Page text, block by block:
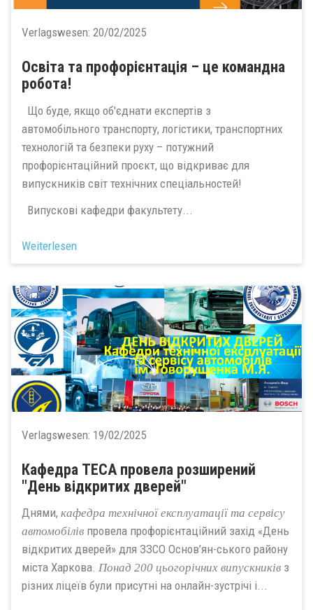
Verlagswesen: 20/02/2025
Освіта та профорієнтація – це командна
робота!
Що буде, якщо об'єднати експертів з
автомобільного транспорту, логістики, транспортних
технологій та безпеки руху – потужний
профорієнтаційний проєкт, що відкриває для
випускників світ технічних спеціальностей!
Випускові кафедри факультету...
Weiterlesen
Verlagswesen: 19/02/2025
Кафедра ТЕСА провела розширений
"День відкритих дверей"
Днями, кафедра технічної експлуатації та сервісу
автомобілів провела профорієнтаційний захід «День
відкритих дверей» для ЗЗСО Основ’ян-ського району
міста Харкова. Понад 200 цьогорічних випускників з
різних ліцеїв були присутні на онлайн-зустрічі і...